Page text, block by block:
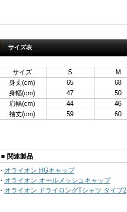
サイズ表
サイズ S M
身丈(cm)
65 68
身幅(cm)
47 50
肩幅(cm)
44 46
袖丈(cm)
59 60
■ 関連製品
・ オライオン HGキャップ
・ オライオン オールメッシュキャップ
・ オライオン ドライロングTシャツ タイプ2